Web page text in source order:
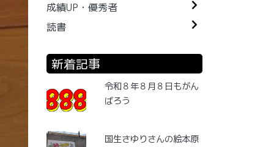
成績UP・優秀者
読書
新着記事
令和８年８月８日もがん
ばろう
国生さゆりさんの絵本原